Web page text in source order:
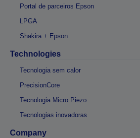
Portal de parceiros Epson
LPGA
Shakira + Epson
Technologies
Tecnologia sem calor
PrecisionCore
Tecnologia Micro Piezo
Tecnologias inovadoras
Company